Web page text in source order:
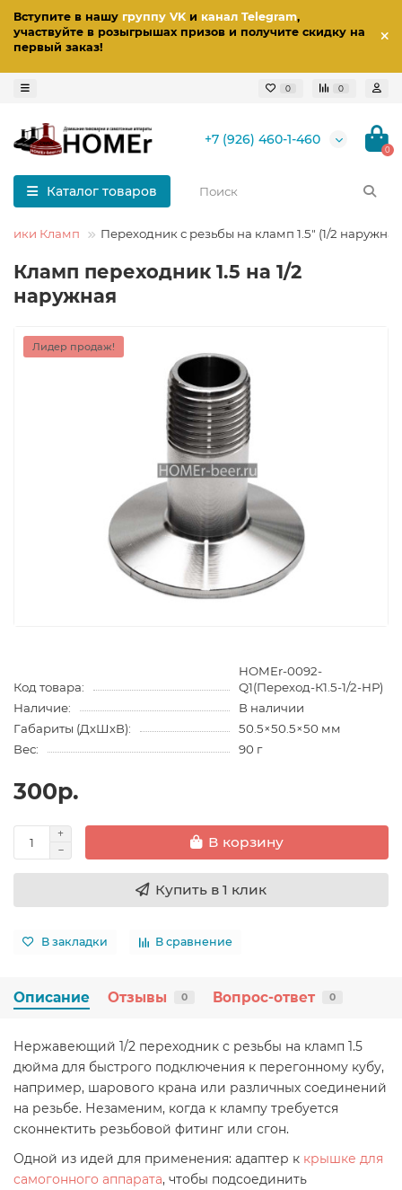
Вступите в нашу группу VKи канал Telegram,
участвуйте в розыгрышах призов и получите скидку на
первый заказ!
0 0
+7 (926) 460-1-460
0
Каталог товаров
Кламп Переходник с резьбы на кламп 1.5" (1/2
Кламп переходник 1.5 на 1/2
наружная
Лидер продаж!
Код товара:
HOMEr-0092-
Q1(Переход-К1.5-1/2-НР)
Наличие:
В наличии
Габариты (ДхШхВ):
50.5×50.5×50 мм
Вес:
90 г
300р.
В корзину
Купить в 1 клик
В закладки В сравнение
Описание Отзывы 0 Вопрос-ответ 0
Нержавеющий 1/2 переходник с резьбы на кламп 1.5
дюйма для быстрого подключения к перегонному кубу,
например, шарового крана или различных соединений
на резьбе. Незаменим, когда к клампу требуется
сконнектить резьбовой фитинг или сгон.
Одной из идей для применения: адаптер к крышке для
самогонного аппарата, чтобы подсоединить